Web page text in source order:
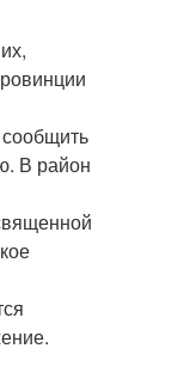
В район